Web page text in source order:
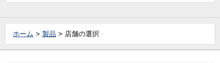
ホーム 製品 店舗の選択